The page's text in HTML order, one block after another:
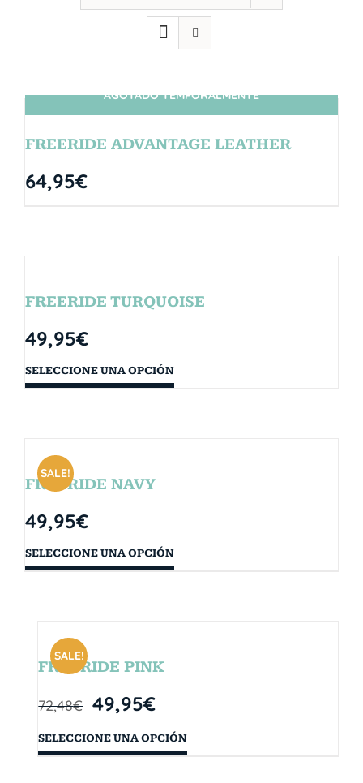
SIN STOCK
AGOTADO TEMPORALMENTE
FREERIDE ADVANTAGE LEATHER
64,95€
FREERIDE TURQUOISE
49,95€
SELECCIONE UNA OPCIÓN
SALE!
FREERIDE NAVY
49,95€
SELECCIONE UNA OPCIÓN
SALE!
FREERIDE PINK
72,48€ 49,95€
SELECCIONE UNA OPCIÓN